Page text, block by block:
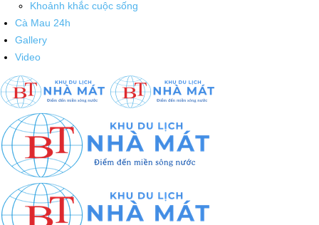
Khoảnh khắc cuộc sống
Cà Mau 24h
Gallery
Video